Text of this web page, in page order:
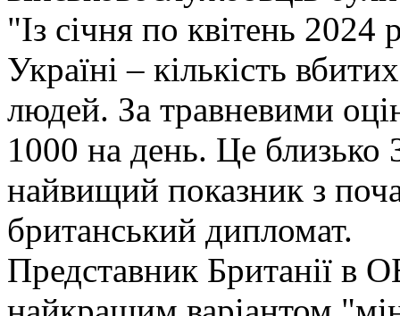
"Із січня по квітень 2024
Україні – кількість
людей. За травневими
1000 на день. Це близько
найвищий показник з
британський дипломат.
Представник Британії в